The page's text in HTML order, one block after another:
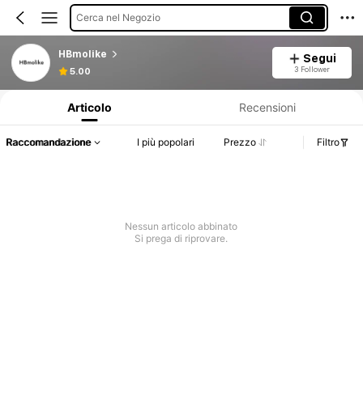
Cerca nel Negozio
HBmolike
5.00
Segui
3 Follower
Articolo Recensioni
Raccomandazione I più popolari Prezzo Filtro
Nessun articolo abbinato
Si prega di riprovare.